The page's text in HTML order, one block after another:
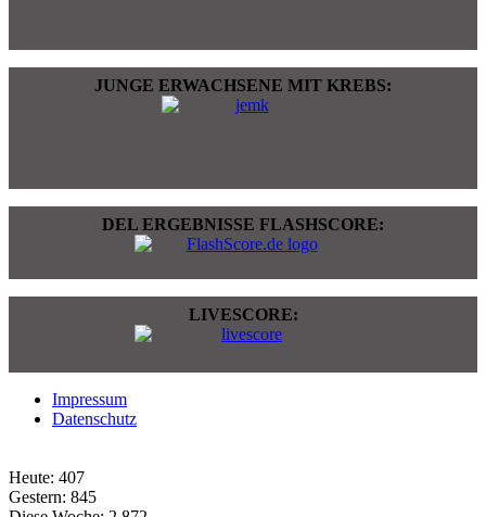
JUNGE ERWACHSENE MIT KREBS:
DEL ERGEBNISSE FLASHSCORE:
LIVESCORE:
Impressum
Datenschutz
Heute: 407
Gestern: 845